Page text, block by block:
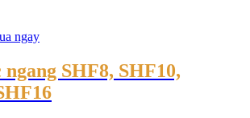
ngay
SHF8, SHF10,